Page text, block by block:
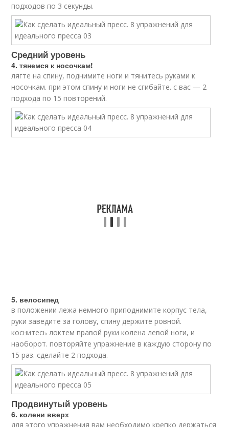
подходов по 3 секунды.
Средний уровень
4. тянемся к носочкам!
лягте на спину, поднимите ноги и тянитесь руками к
носочкам. при этом спину и ноги не сгибайте. с вас — 2
подхода по 15 повторений.
5. велосипед
в положении лежа немного приподнимите корпус тела,
руки заведите за голову, спину держите ровной.
коснитесь локтем правой руки колена левой ноги, и
наоборот. повторяйте упражнение в каждую сторону по
15 раз. сделайте 2 подхода.
Продвинутый уровень
6. колени вверх
для этого упражнения вам необходимо крепко держаться